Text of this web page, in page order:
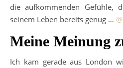
die aufkommenden Gefühle,
seinem Leben bereits genug …
Meine Meinung
Ich kam gerade aus London